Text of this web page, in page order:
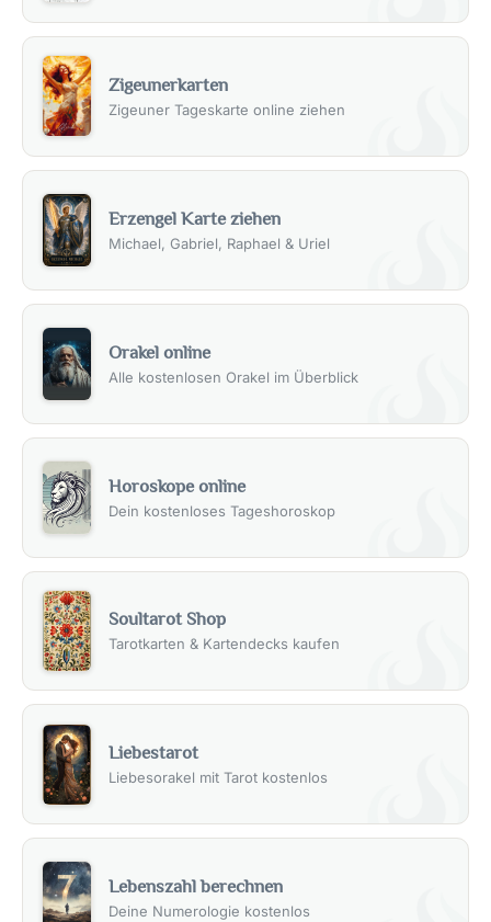
Zigeunerkarten
Zigeuner Tageskarte online ziehen
Erzengel Karte ziehen
Michael, Gabriel, Raphael & Uriel
Orakel online
Alle kostenlosen Orakel im Überblick
Horoskope online
Dein kostenloses Tageshoroskop
Soultarot Shop
Tarotkarten & Kartendecks kaufen
Liebestarot
Liebesorakel mit Tarot kostenlos
Lebenszahl berechnen
Deine Numerologie kostenlos